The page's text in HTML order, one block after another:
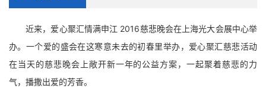
近来，爱心聚汇情满申江 2016慈悲晚会在上海光大会展中心举
办。一个爱的盛会在这寒意未去的初春里举办，爱心聚汇慈悲活动
在当天的慈悲晚会上敞开新一年的公益方案，一起聚着慈悲的力
气，播撒出爱的芳香。